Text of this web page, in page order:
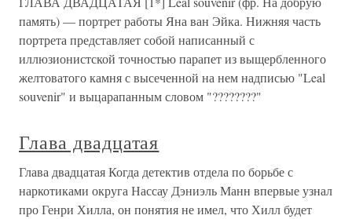
память) — портрет работы Яна ван Эйка. Нижняя часть
портрета представляет собой написанный с
иллюзионистской точностью парапет из выщербленного
желтоватого камня с высеченной на нем надписью "Leal
souvenir" и выцарапанным словом "????????"
Глава двадцатая
Глава двадцатая Когда детектив отдела по борьбе с
наркотиками округа Нассау Дэниэль Манн впервые узнал
про Генри Хилла, он понятия не имел, что Хилл будет